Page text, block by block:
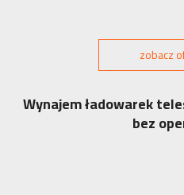
zobacz
Wynajem ładowarek
bez